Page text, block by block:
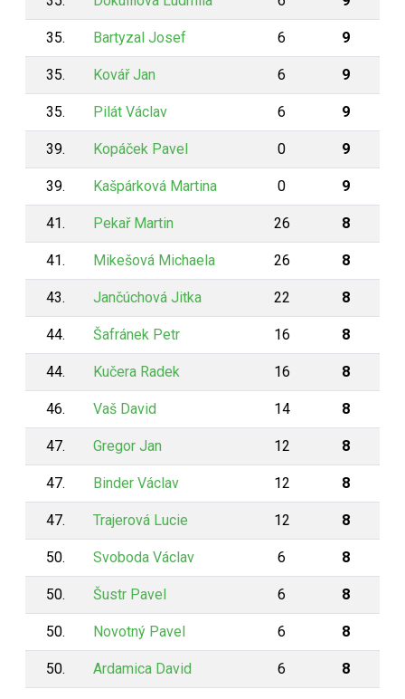
35. Bartyzal Josef 6 9
35. Kovář Jan 6 9
35. Pilát Václav 6 9
39. Kopáček Pavel 0 9
39. Kašpárková Martina 0 9
41. Pekař Martin 26 8
41. Mikešová Michaela 26 8
43. Jančúchová Jitka 22 8
44. Šafránek Petr 16 8
44. Kučera Radek 16 8
46. Vaš David 14 8
47. Gregor Jan 12 8
47. Binder Václav 12 8
47. Trajerová Lucie 12 8
50. Svoboda Václav 6 8
50. Šustr Pavel 6 8
50. Novotný Pavel 6 8
50. Ardamica David 6 8